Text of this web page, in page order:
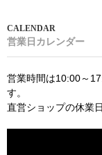
営業日カレンダー
営業時間は10:00～
す。
直営ショップの休業